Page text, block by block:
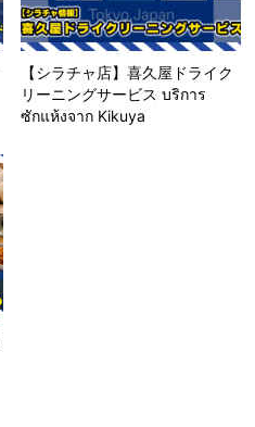
【シラチャ店】喜久屋ドライク
リーニングサービス บริการ
ซักแห้งจาก Kikuya